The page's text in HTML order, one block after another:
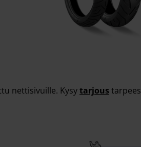
nettisivuille. Kysytarjous